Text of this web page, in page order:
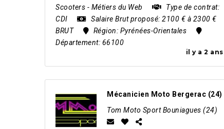
il y a 2 ans
Scooters - Métiers du Web
Type de contrat:
CDI
Salaire Brut proposé: 2100 € à 2300 €
BRUT
Région: Pyrénées-Orientales
Département: 66100
Mécanicien Moto Bergerac (24)
Tom Moto Sport Bouniagues (24)